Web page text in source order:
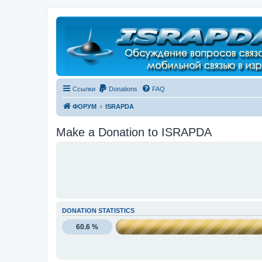
Регистрация
Ссылки Donations FAQ
ФОРУМ ISRAPDA
Make a Donation to ISRAPDA
DONATION STATISTICS
60.6 %